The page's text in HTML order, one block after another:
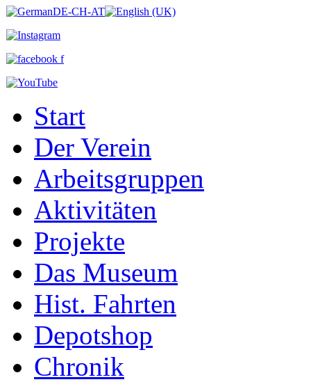
Start
Der Verein
Arbeitsgruppen
Aktivitäten
Projekte
Das Museum
Hist. Fahrten
Depotshop
Chronik